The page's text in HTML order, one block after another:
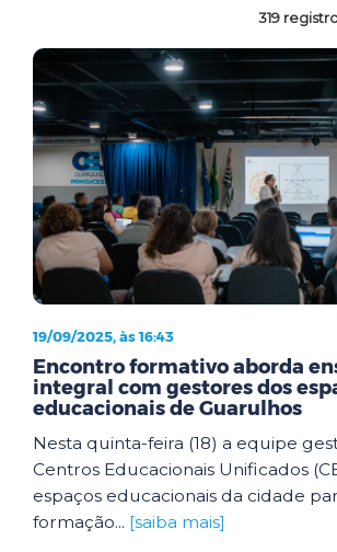
319
19/09/2025, às 16:43
Encontro formativo aborda
integral com gestores dos
educacionais de Guarulhos
Nesta quinta-feira (18) a equipe
Centros Educacionais Unificados
espaços educacionais da cidade
formação... [saiba mais]